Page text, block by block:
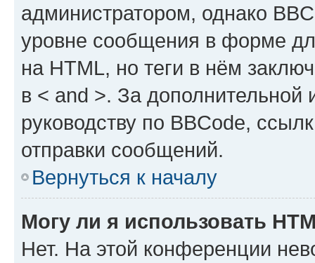
администратором, однако
уровне сообщения в форме
на HTML, но теги в нём
в < and >. За
руководству по BBCode,
отправки сообщений.
Вернуться к началу
Могу ли я использовать
Нет. На этой конференции